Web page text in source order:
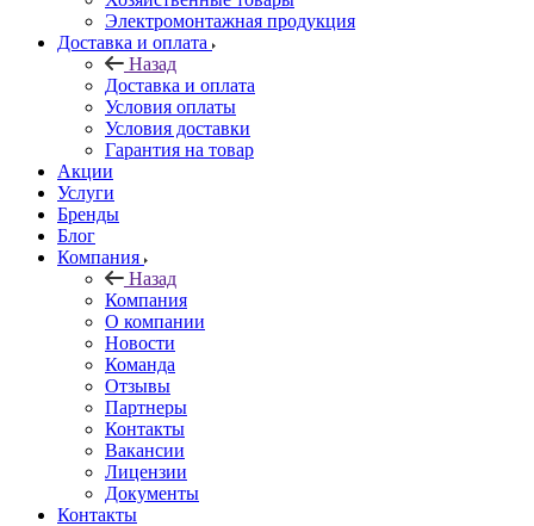
Электромонтажная продукция
Доставка и оплата
Назад
Доставка и оплата
Условия оплаты
Условия доставки
Гарантия на товар
Акции
Услуги
Бренды
Блог
Компания
Назад
Компания
О компании
Новости
Команда
Отзывы
Партнеры
Контакты
Вакансии
Лицензии
Документы
Контакты